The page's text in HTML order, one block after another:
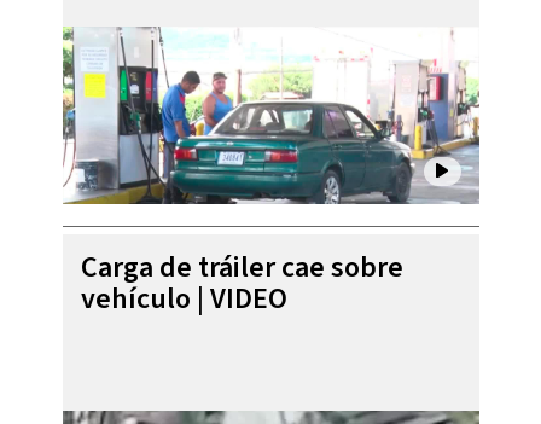
Carga de tráiler cae sobre
vehículo | VIDEO